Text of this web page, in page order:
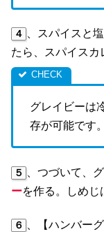
４ 、スパイスと
たら、スパイスカ
グレイビーは
存が可能です。
５ 、つづいて、
ーを作る。しめじ
６ 、【ハンバー